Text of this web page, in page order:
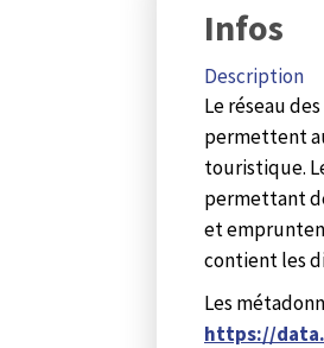
Infos
Description
Le réseau
permettent
touristique.
permettant
et
contient les
Les
https://